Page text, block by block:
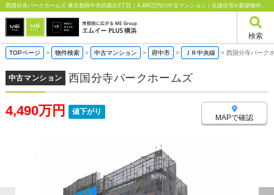
西国分寺パークホームズ 東京都府中市武蔵台3丁目｜4,490万円の中古マンション｜分譲住宅や新築物件｜エムイーPLUS横浜
検索
TOPページ > 物件検索 > 中古マンション > 府中市 > ＪＲ中央線 > 西国分寺パーク
中古マンション 西国分寺パークホームズ
4,490万円 値下がり
MAPで確認